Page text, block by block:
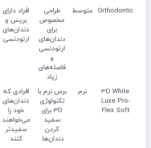
Orthodontic متوسط
طراحی
مخصوص
برای
دندان‌های
ارتودنسی
و
فاصله‌های
زیاد
افراد دارای
بریس و
دندان‌های
ارتودنسی
3D White
Luxe Pro-
Flex Soft
نرم
برس نرم با
تکنولوژی
3D برای
سفید
کردن
دندان‌ها.
افرادی که
دندان‌های
خود را
می‌خواهند
سفیدتر
کنند